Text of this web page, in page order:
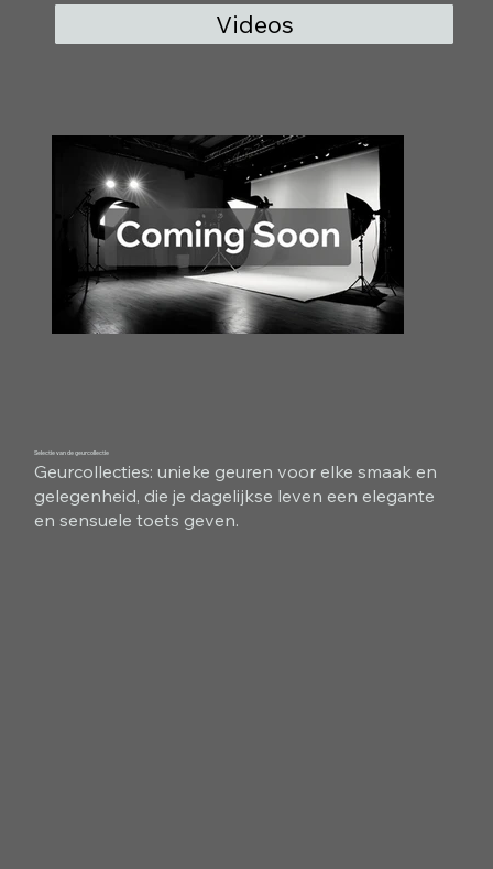
Videos
Selectie van de geurcollectie
Geurcollecties: unieke geuren voor elke smaak en
gelegenheid, die je dagelijkse leven een elegante
en sensuele toets geven.